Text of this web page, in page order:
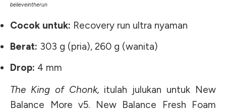
believeintherun
Cocok untuk: Recovery run ultra nyaman
Berat: 303 g (pria), 260 g (wanita)
Drop: 4 mm
The King of Chonk, itulah julukan untuk New
Balance More v5. New Balance Fresh Foam